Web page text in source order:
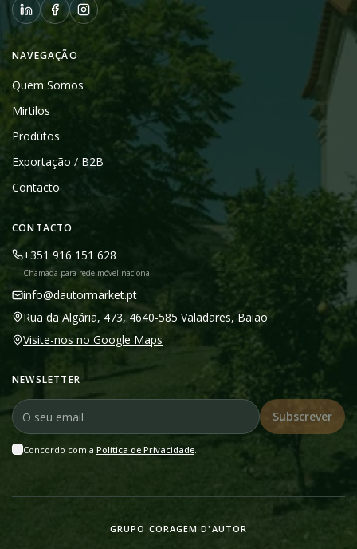
NAVEGAÇÃO
Quem Somos
Mirtilos
Produtos
Exportação / B2B
Contacto
CONTACTO
+351 916 151 628
Chamada para rede móvel nacional
info@dautormarket.pt
Rua da Algária, 473, 4640-585 Valadares, Baião
Visite-nos no Google Maps
NEWSLETTER
Subscrever
Concordo com a Política de Privacidade
GRUPO CORAGEM D'AUTOR